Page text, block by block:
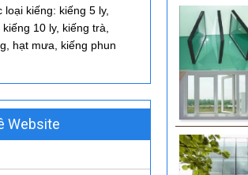
loại kiếng: kiếng 5 ly,
10 ly, kiếng trà,
hạt mưa, kiếng phun
Website